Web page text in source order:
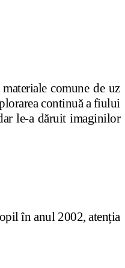
comune de uz
continuă a fiului
le-a dăruit imaginilor
în anul 2002, atenția